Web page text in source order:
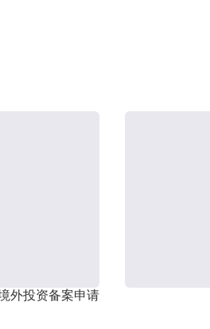
外投资备案申请